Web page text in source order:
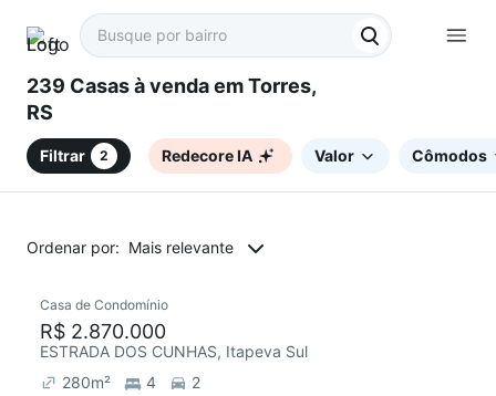
239 Casas à venda em Torres,
RS
Filtrar 2 Redecore IA Valor Cômodos
Ordenar por: Mais relevante
Redecorar
Casa de Condomínio
R$ 2.870.000
ESTRADA DOS CUNHAS, Itapeva Sul
280m² 4
2